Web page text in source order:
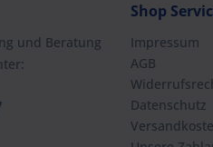
und Beratung
Shop
Impressum
AGB
Datenschutz